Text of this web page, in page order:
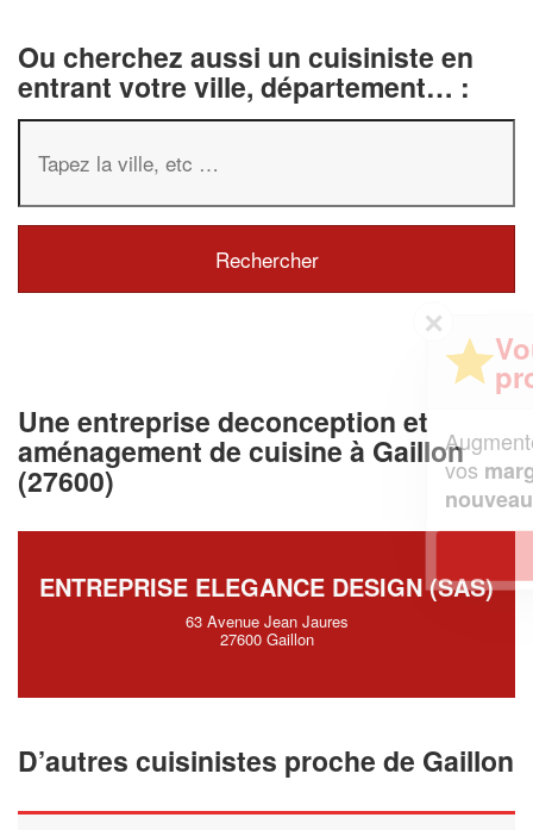
Ou cherchez aussi un cuisiniste en
entrant votre ville, département… :
Une entreprise deconception et
aménagement de cuisine à Gaillon
(27600)
ENTREPRISE ELEGANCE DESIGN (SAS)
63 Avenue Jean Jaures
27600 Gaillon
D’autres cuisinistes proche de Gaillon
Augmentez votrechiffre d'affaireset
vos margestout en gagnant de